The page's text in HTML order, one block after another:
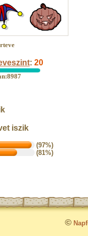
: 20
iszik
(97%)
(81%)
©